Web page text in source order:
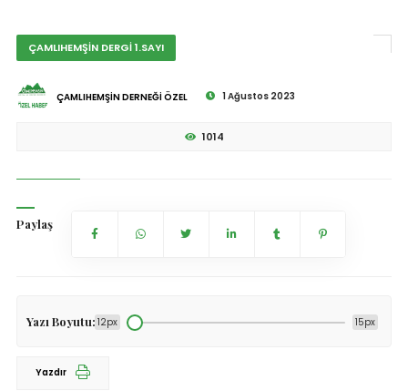
ÇAMLIHEMŞİN DERGİ 1.SAYI
ÇAMLIHEMŞİN DERNEĞİ ÖZEL 1 Ağustos 2023
1014
Paylaş
Yazı Boyutu: 12px 15px
Yazdır